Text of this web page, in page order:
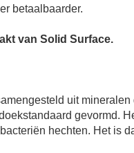
betaalbaarder.
van Solid Surface.
uit
gevormd.
hechten. Het is